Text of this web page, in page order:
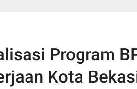
Program
Kota